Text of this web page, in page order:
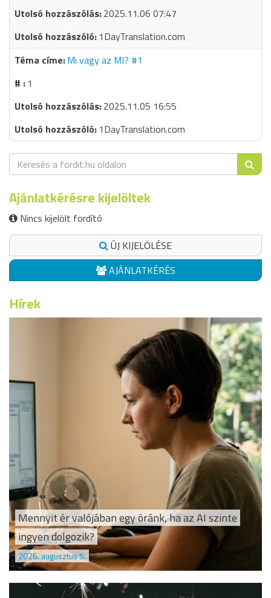
2025.11.06 07:47
1DayTranslation.com
Mi vagy az MI? #1
1
2025.11.05 16:55
1DayTranslation.com
Ajánlatkérésre kijelöltek
Nincs kijelölt fordító
ÚJ KIJELÖLÉSE
AJÁNLATKÉRÉS
Hírek
Mennyit ér valójában egy óránk, ha az AI szinte
ingyen dolgozik?
2026. augusztus 5.